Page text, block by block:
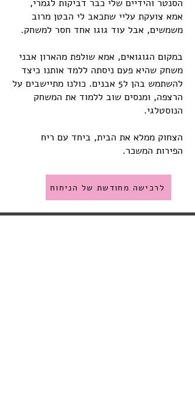
הסנטר והידיים שלי כבר דביקות לגמרי,
אמא צועקת עליי שתכאב לי הבטן מרוב
משמשים, אבל עוד גוגו אחד חסר למשחק.
במקום הגוגואים, אמא שולפת מהארון אבני
משחק שהיא פעם ניסתה ללמד אותנו כיצד
להשתמש בהן ל5 אבנים. כולנו מתיישבים על
הרצפה, ומנסים שוב ללמוד את המשחק
הנוסטלגי.
הצחוק ממלא את הבית, ביחד עם ריח
הפירות המשכר.
לרכישה מחודשת של הניחוח